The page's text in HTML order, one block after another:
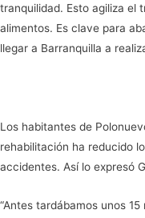
tranquilidad. Esto agiliza el
alimentos. Es clave para
llegar a Barranquilla a
Los habitantes de
rehabilitación ha reducido
accidentes. Así lo expresó
“Antes tardábamos unos